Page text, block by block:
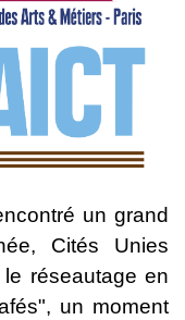
un grand
Cités Unies
réseautage en
un moment